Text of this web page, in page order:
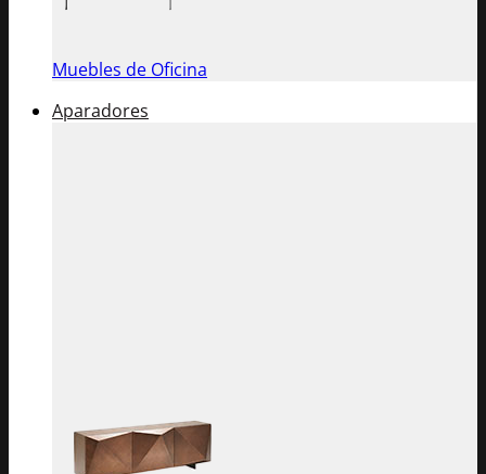
Muebles de Oficina
Aparadores